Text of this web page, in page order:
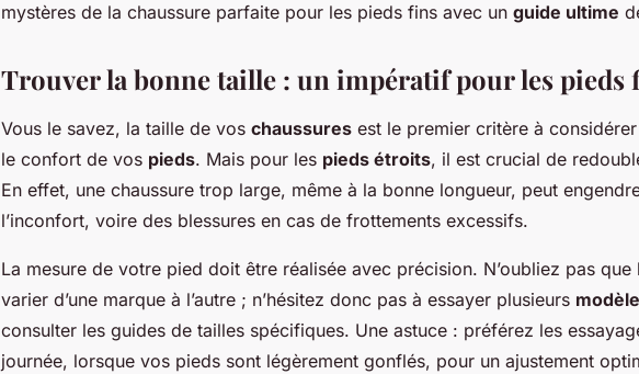
mystères de la chaussure parfaite pour les pieds fins avec un guide ultime
Trouver la bonne taille : un impératif pour les pieds
Vous le savez, la taille de vos chaussures est le premier critère à
le confort de vos pieds. Mais pour les pieds étroits, il est crucial de
En effet, une chaussure trop large, même à la bonne longueur, peut
l’inconfort, voire des blessures en cas de frottements excessifs.
La mesure de votre pied doit être réalisée avec précision. N’oubliez pas que
varier d’une marque à l’autre ; n’hésitez donc pas à essayer plusieurs
consulter les guides de tailles spécifiques. Une astuce : préférez les
journée, lorsque vos pieds sont légèrement gonflés, pour un ajustement